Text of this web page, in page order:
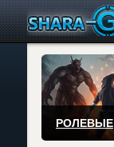
РОЛЕВЫЕ